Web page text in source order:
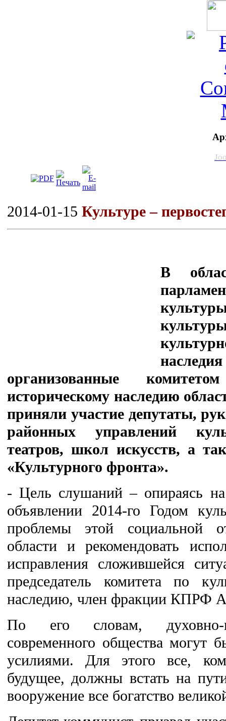
2014-01-15 Культуре –
В
организованные
историческому наследию
приняли участие депутаты,
районных управлений
театров, школ искусств, а
«Культурного фронта».
- Цель слушаний – опираясь
объявлении 2014-го Годом
проблемы этой социальной
области и рекомендовать
исправления сложившейся
председатель комитета по
наследию, член фракции КПРФ
По его словам, духовно-
современного общества могут
усилиями. Для этого все,
будущее, должны встать на
вооружение все богатство